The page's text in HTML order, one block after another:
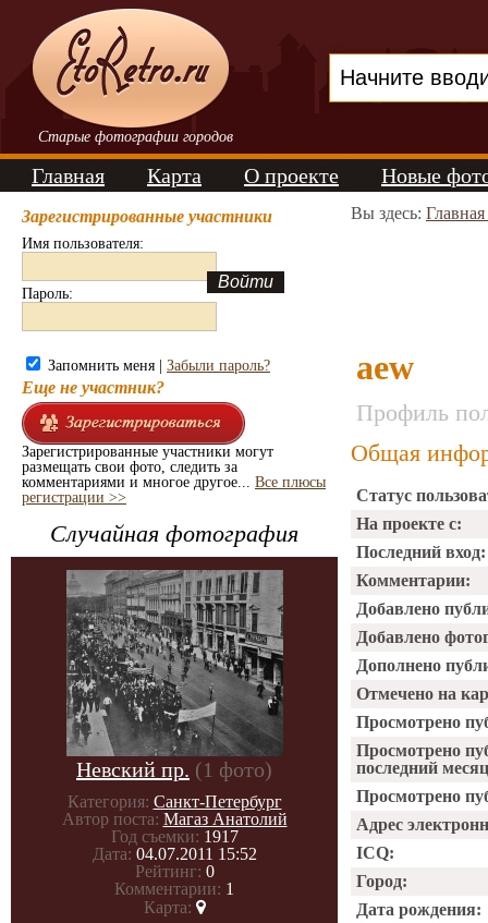
Старые фотографии городов
Главная Карта О проекте Новые
Зарегистрированные участники
Имя пользователя:
Пароль:
Запомнить меня | Забыли пароль?
Еще не участник?
Зарегистрированные участники могут
размещать свои фото, следить за
комментариями и многое другое... Все плюсы
регистрации >>
Случайная фотография
Невский пр. (1 фото)
Категория: Санкт-Петербург
Автор поста: Магаз Анатолий
Год съемки: 1917
Дата: 04.07.2011 15:52
Рейтинг: 0
Комментарии: 1
Карта:
Вы здесь:
aew
Профиль
Общая
Статус
На проекте с:
Последний вход:
Комментарии:
Добавлено
Добавлено
Дополнено
Отмечено на
Просмотрено
Просмотрено
последний
Просмотрено
Адрес
ICQ:
Город:
Дата рождения: